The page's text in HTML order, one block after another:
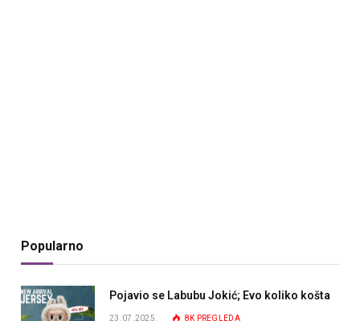
Popularno
Pojavio se Labubu Jokić; Evo koliko košta
23.07.2025. 8K PREGLEDA